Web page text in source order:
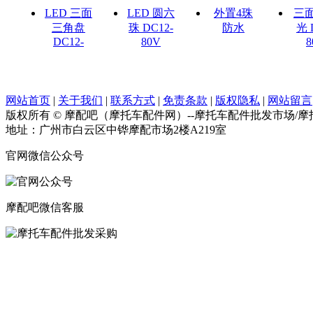
LED 三面
三角盘
DC12-
LED 圆六
珠 DC12-
80V
外置4珠
防水
三
光
网站首页 | 关于我们 | 联系方式 | 免责条款 | 版权隐私 | 网站留言
版权所有 © 摩配吧（摩托车配件网）--摩托车配件批发市场/摩
地址：广州市白云区中铧摩配市场2楼A219室
官网微信公众号
摩配吧微信客服